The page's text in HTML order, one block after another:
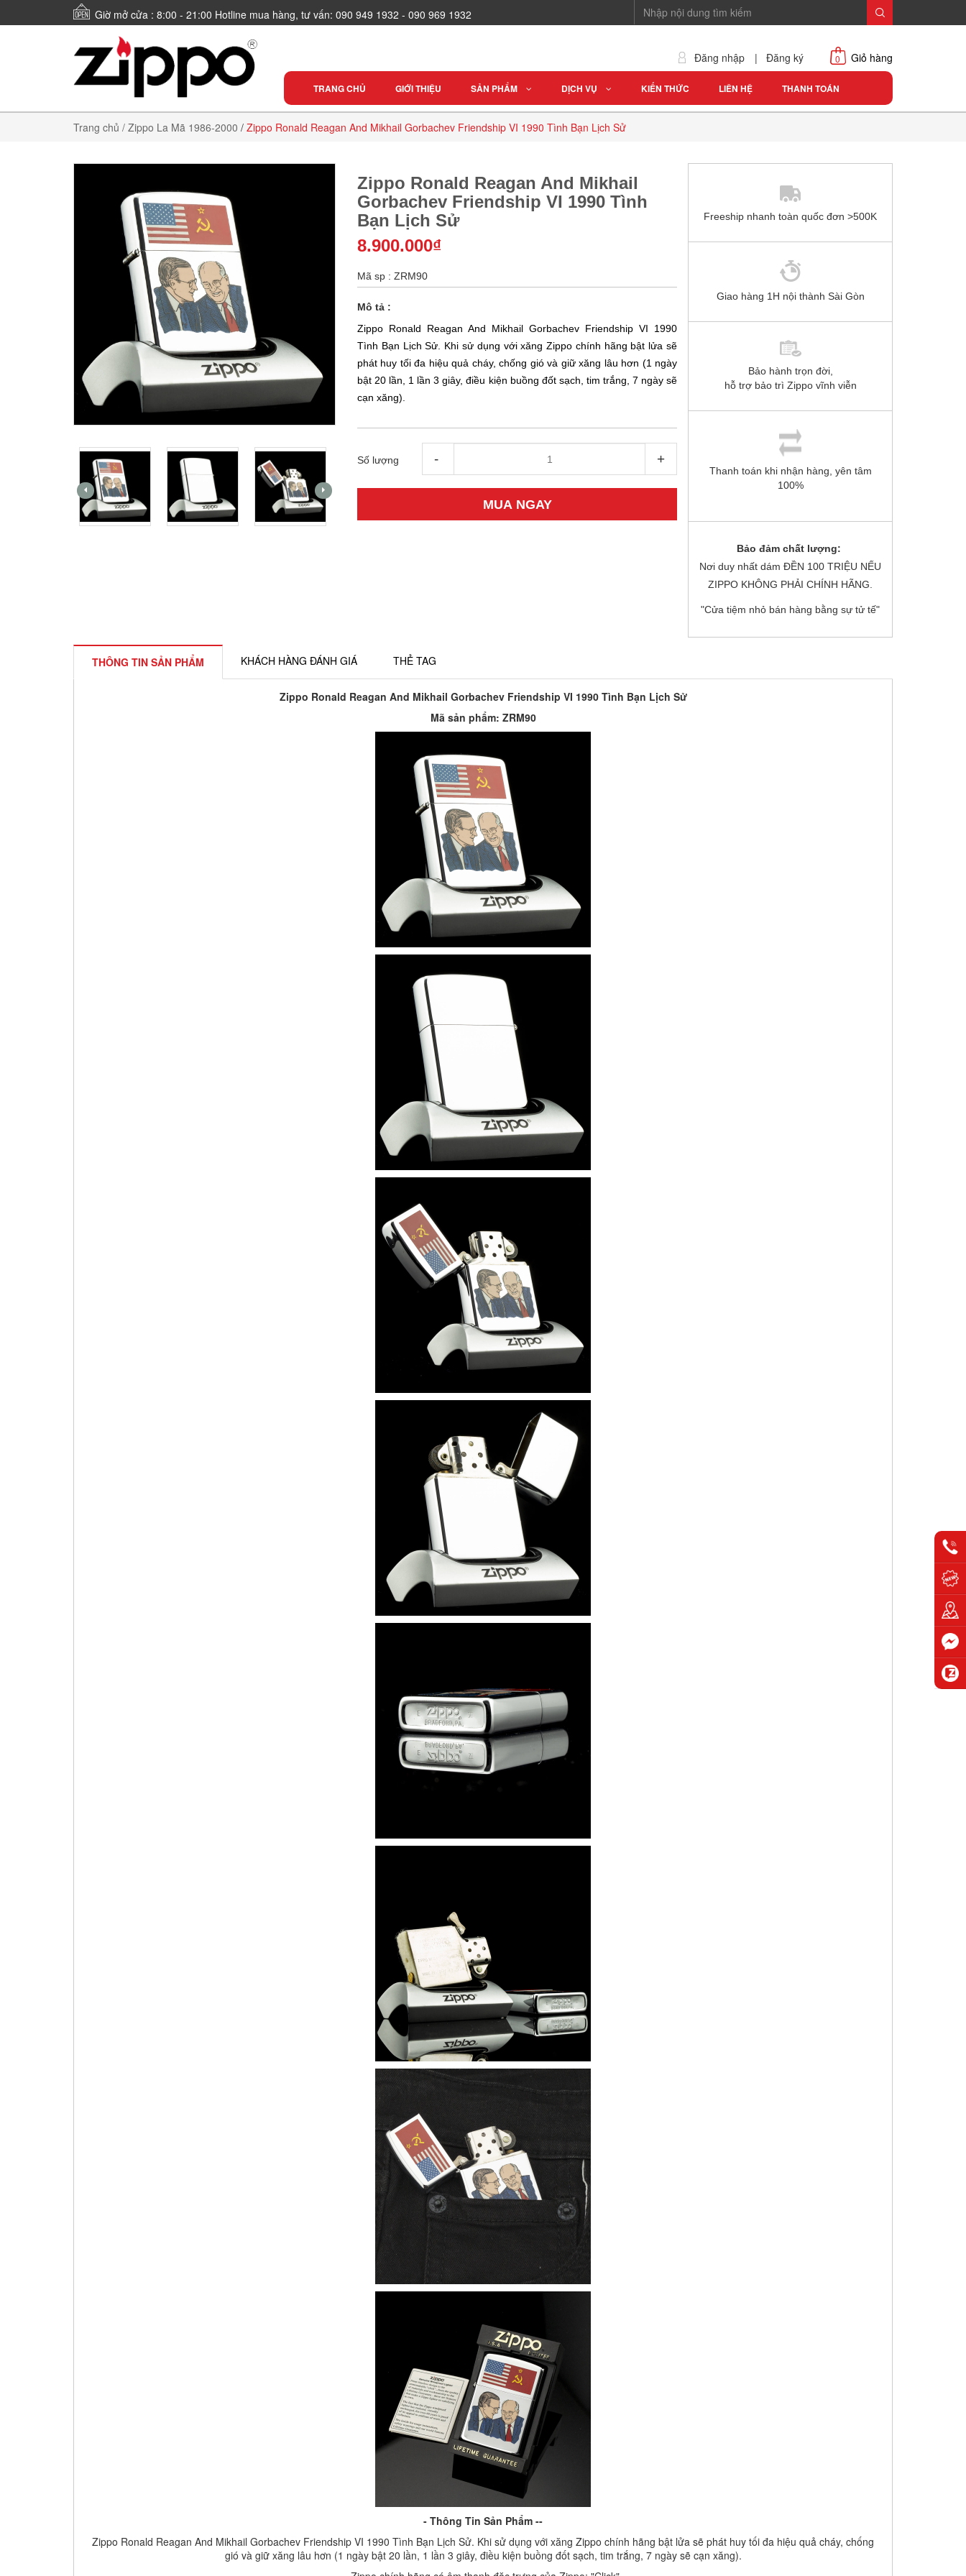
Giờ mở cửa : 8:00 - 21:00 Hotline mua hàng, tư vấn: 090 949 1932 - 090 969 1932
Đăng nhập | Đăng ký Giỏ hàng
0
TRANG CHỦ GIỚI THIỆU SẢN PHẨM DỊCH VỤ KIẾN THỨC LIÊN HỆ THANH TOÁN
Trang chủ / Zippo La Mã 1986-2000 / Zippo Ronald Reagan And Mikhail Gorbachev Friendship VI 1990 Tình Bạn Lịch Sử
Zippo Ronald Reagan And Mikhail
Gorbachev Friendship VI 1990 Tình
Bạn Lịch Sử
8.900.000₫
Mã sp : ZRM90
Mô tả :
Zippo Ronald Reagan And Mikhail Gorbachev Friendship VI 1990
Tình Bạn Lịch Sử. Khi sử dụng với xăng Zippo chính hãng bật lửa sẽ
phát huy tối đa hiệu quả cháy, chống gió và giữ xăng lâu hơn (1 ngày
bật 20 lần, 1 lần 3 giây, điều kiện buồng đốt sạch, tim trắng, 7 ngày sẽ
cạn xăng).
Số lượng - +
MUA NGAY
Freeship nhanh toàn quốc đơn >500K
Giao hàng 1H nội thành Sài Gòn
Bảo hành trọn đời,
hỗ trợ bảo trì Zippo vĩnh viễn
Thanh toán khi nhận hàng, yên tâm
100%
Bảo đảm chất lượng:
Nơi duy nhất dám ĐỀN 100 TRIỆU NẾU
ZIPPO KHÔNG PHẢI CHÍNH HÃNG.
"Cửa tiệm nhỏ bán hàng bằng sự tử tế"
THÔNG TIN SẢN PHẨM KHÁCH HÀNG ĐÁNH GIÁ THẺ TAG
Zippo Ronald Reagan And Mikhail Gorbachev Friendship VI 1990 Tình Bạn Lịch Sử
Mã sản phẩm: ZRM90
- Thông Tin Sản Phẩm --
Zippo Ronald Reagan And Mikhail Gorbachev Friendship VI 1990 Tình Bạn Lịch Sử. Khi sử dụng với xăng Zippo chính hãng bật lửa sẽ phát huy tối đa hiệu quả cháy, chống
gió và giữ xăng lâu hơn (1 ngày bật 20 lần, 1 lần 3 giây, điều kiện buồng đốt sạch, tim trắng, 7 ngày sẽ cạn xăng).